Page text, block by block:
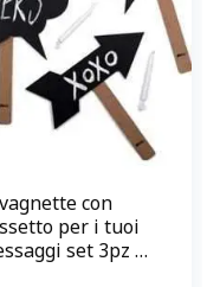
con
per i tuoi
set 3pz @